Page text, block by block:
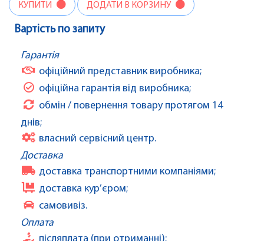
КУПИТИ ДОДАТИ В КОРЗИНУ
Вартість по запиту
Гарантія
офіційний представник виробника;
офіційна гарантія від виробника;
обмін / повернення товару протягом 14
днів;
власний сервісний центр.
Доставка
доставка транспортними компаніями;
доставка кур’єром;
самовивіз.
Оплата